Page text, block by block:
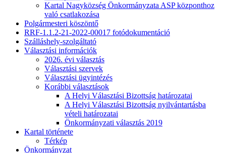
Kartal Nagyközség Önkormányzata ASP központhoz
való csatlakozása
Polgármesteri köszöntő
RRF-1.1.2-21-2022-00017 fotódokumentáció
Szálláshely-szolgáltató
Választási információk
2026. évi választás
Választási szervek
Választási ügyintézés
Korábbi választások
A Helyi Választási Bizottság határozatai
A Helyi Választási Bizottság nyilvántartásba
vételi határozatai
Önkormányzati választás 2019
Kartal története
Térkép
Önkormányzat